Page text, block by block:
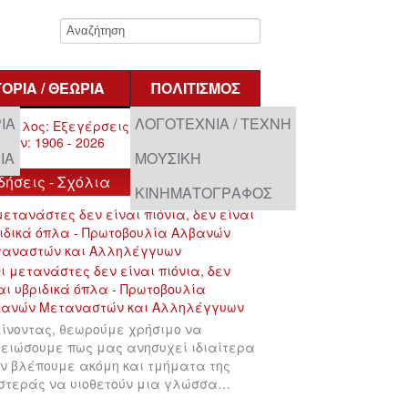
/ ΘΕΩΡΊΑ
ΠΟΛΙΤΙΣΜΌΣ
ΛΟΓΟΤΕΧΝΊΑ / ΤΈΧΝΗ
ΜΟΥΣΙΚΉ
ΚΙΝΗΜΑΤΟΓΡΆΦΟΣ
- Σχόλια
δεν είναι πιόνια, δεν είναι
όπλα - Πρωτοβουλία Αλβανών
και Αλληλέγγυων
θεωρούμε χρήσιμο να
πως μας ανησυχεί ιδιαίτερα
βλέπουμε ακόμη και τμήματα της
να υιοθετούν μια γλώσσα…